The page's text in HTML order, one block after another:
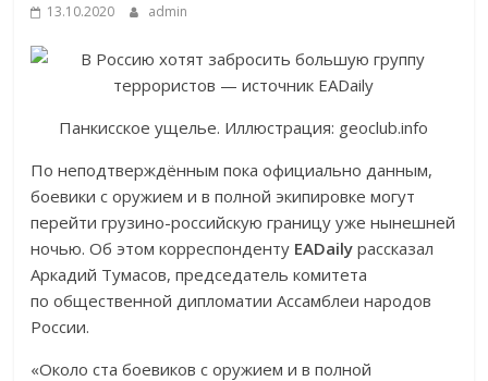
13.10.2020 admin
Панкисское ущелье. Иллюстрация: geoclub.info
По неподтверждённым пока официально данным,
боевики с оружием и в полной экипировке могут
перейти грузино-российскую границу уже нынешней
ночью. Об этом корреспонденту EADaily рассказал
Аркадий Тумасов, председатель комитета
по общественной дипломатии Ассамблеи народов
России.
«Около ста боевиков с оружием и в полной